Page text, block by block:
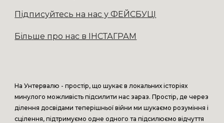
Підписуйтесь на нас у ФЕЙСБУЦІ
Більше про нас в ІНСТАГРАМ
На Унтервалю - простір, що шукає в локальних історіях
минулого можливість підсилити нас зараз. Простір, де через
ділення досвідами теперішньої війни ми шукаємо розуміння і
сцілення, підтримуємо одне одного та підсилюємо відчуття